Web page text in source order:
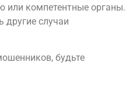
или компетентные органы.
другие случаи
будьте